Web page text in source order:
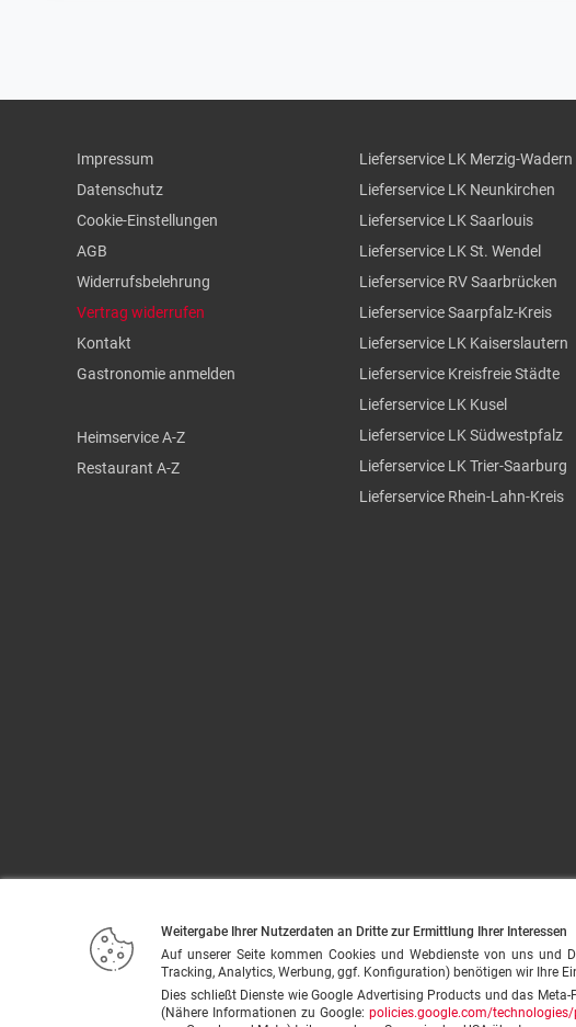
Impressum
Datenschutz
Cookie-Einstellungen
AGB
Widerrufsbelehrung
Vertrag widerrufen
Kontakt
Gastronomie anmelden
Heimservice A-Z
Restaurant A-Z
Lieferservice LK Merzig-Wadern
Lieferservice LK Neunkirchen
Lieferservice LK Saarlouis
Lieferservice LK St. Wendel
Lieferservice RV Saarbrücken
Lieferservice Saarpfalz-Kreis
Lieferservice LK Kaiserslautern
Lieferservice Kreisfreie Städte
Lieferservice LK Kusel
Lieferservice LK Südwestpfalz
Lieferservice LK Trier-Saarburg
Lieferservice Rhein-Lahn-Kreis
Weitergabe Ihrer Nutzerdaten an Dritte zur Ermittlung Ihrer Interessen
Auf unserer Seite kommen Cookies und Webdienste von uns und
Tracking, Analytics, Werbung, ggf. Konfiguration) benötigen wir Ihre
Dies schließt Dienste wie Google Advertising Products und das
(Nähere Informationen zu Google:policies.google.com/technologies/